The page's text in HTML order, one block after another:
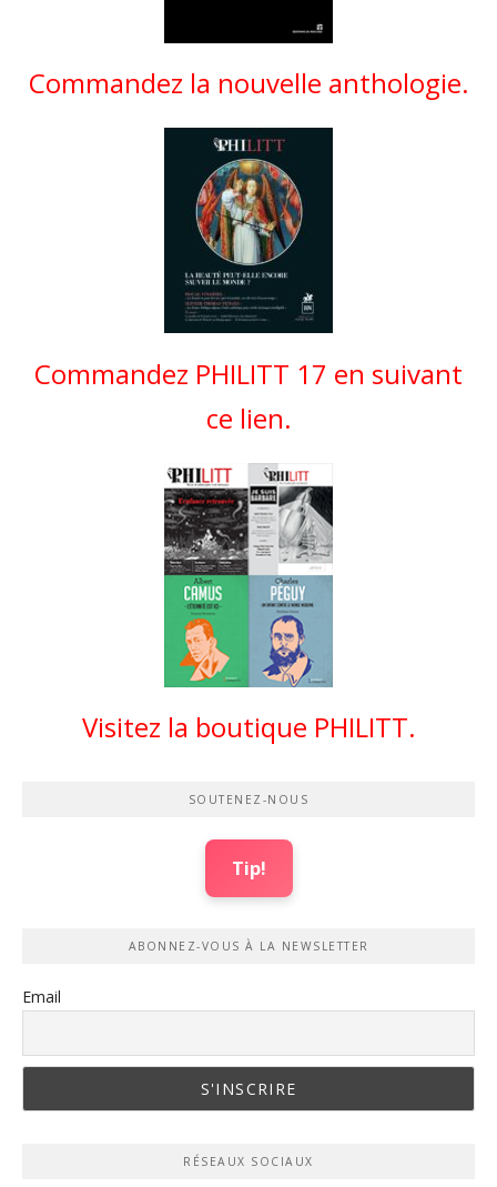
Commandez la nouvelle anthologie.
Commandez PHILITT 17 en suivant
ce lien.
Visitez la boutique PHILITT.
SOUTENEZ-NOUS
Tip!
ABONNEZ-VOUS À LA NEWSLETTER
Email
RÉSEAUX SOCIAUX